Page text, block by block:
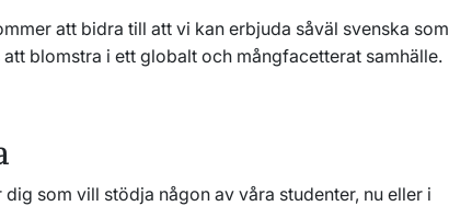
att bidra till att vi kan erbjuda såväl svenska som
blomstra i ett globalt och mångfacetterat samhälle.
som vill stödja någon av våra studenter, nu eller i